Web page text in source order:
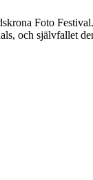
Foto
och självfallet